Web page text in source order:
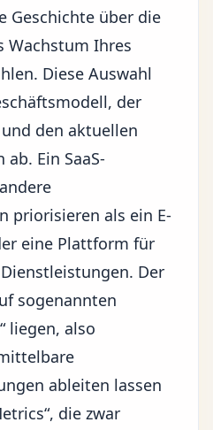
Geschichte über die
Wachstum Ihres
Diese Auswahl
der
den aktuellen
Ein SaaS-
priorisieren als ein E-
eine Plattform für
Der
sogenannten
liegen, also
ableiten lassen
die zwar